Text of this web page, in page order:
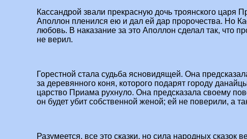
Кассандрой звали прекрасную дочь троянского царя
Аполлон пленился ею и дал ей дар пророчества. Но
любовь. В наказание за это Аполлон сделал так, что
не верил.
Горестной стала судьба ясновидящей. Она
за деревянного коня, которого подарят городу
царство Приама рухнуло. Она предсказала своему
он будет убит собственной женой; ей не поверили, а
Разумеется, все это сказки, но сила народных сказок